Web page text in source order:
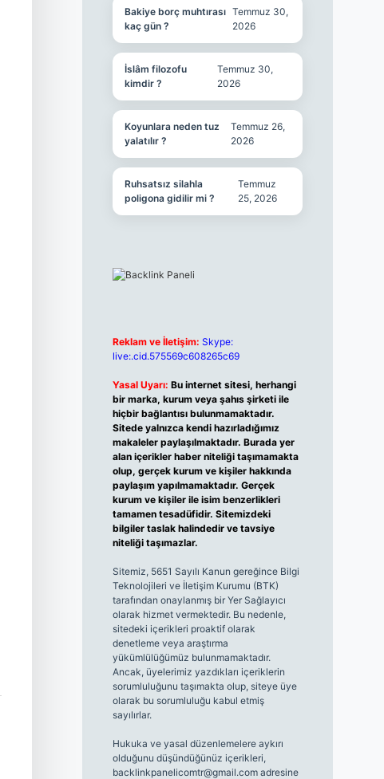
Bakiye borç muhtırası
kaç gün ?
Temmuz 30,
2026
İslâm filozofu
kimdir ?
Temmuz 30,
2026
Koyunlara neden tuz
yalatılır ?
Temmuz 26,
2026
Ruhsatsız silahla
poligona gidilir mi ?
Temmuz
25, 2026
Reklam ve İletişim: Skype:
live:.cid.575569c608265c69
Yasal Uyarı: Bu internet sitesi, herhangi
bir marka, kurum veya şahıs şirketi ile
hiçbir bağlantısı bulunmamaktadır.
Sitede yalnızca kendi hazırladığımız
makaleler paylaşılmaktadır. Burada yer
alan içerikler haber niteliği taşımamakta
olup, gerçek kurum ve kişiler hakkında
paylaşım yapılmamaktadır. Gerçek
kurum ve kişiler ile isim benzerlikleri
tamamen tesadüfidir. Sitemizdeki
bilgiler taslak halindedir ve tavsiye
niteliği taşımazlar.
Sitemiz, 5651 Sayılı Kanun gereğince Bilgi
Teknolojileri ve İletişim Kurumu (BTK)
tarafından onaylanmış bir Yer Sağlayıcı
olarak hizmet vermektedir. Bu nedenle,
sitedeki içerikleri proaktif olarak
denetleme veya araştırma
yükümlülüğümüz bulunmamaktadır.
Ancak, üyelerimiz yazdıkları içeriklerin
sorumluluğunu taşımakta olup, siteye üye
olarak bu sorumluluğu kabul etmiş
sayılırlar.
Hukuka ve yasal düzenlemelere aykırı
olduğunu düşündüğünüz içerikleri,
backlinkpanelicomtr@gmail.comadresine